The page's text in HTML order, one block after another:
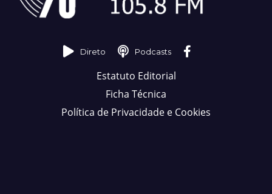
Direto Podcasts
Estatuto Editorial
Ficha Técnica
Política de Privacidade e Cookies